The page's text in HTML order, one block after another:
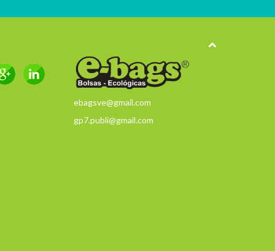
ebagsve@gmail.com
gp7.publi@gmail.com